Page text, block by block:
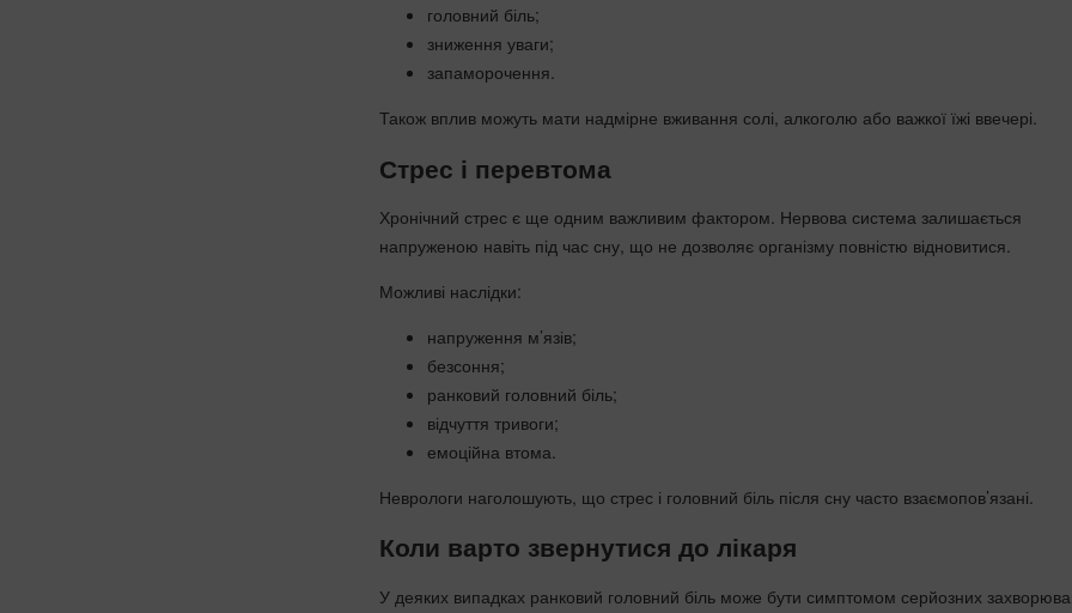
головний біль;
зниження уваги;
запаморочення.
Також вплив можуть мати надмірне вживання солі, алкоголю або важкої їжі ввечері.
Стрес і перевтома
Хронічний стрес є ще одним важливим фактором. Нервова система залишається
напруженою навіть під час сну, що не дозволяє організму повністю відновитися.
Можливі наслідки:
напруження м’язів;
безсоння;
ранковий головний біль;
відчуття тривоги;
емоційна втома.
Неврологи наголошують, що стрес і головний біль після сну часто взаємопов’язані.
Коли варто звернутися до лікаря
У деяких випадках ранковий головний біль може бути симптомом серйозних